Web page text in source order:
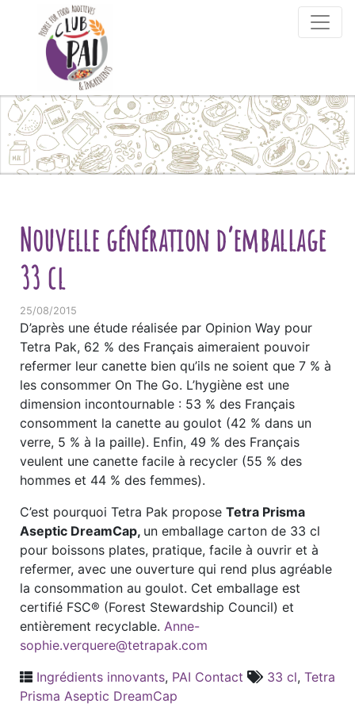
Skip to content
Nouvelle génération d’emballage
33 cl
25/08/2015
D’après une étude réalisée par Opinion Way pour
Tetra Pak, 62 % des Français aimeraient pouvoir
refermer leur canette bien qu’ils ne soient que 7 % à
les consommer On The Go. L’hygiène est une
dimension incontournable : 53 % des Français
consomment la canette au goulot (42 % dans un
verre, 5 % à la paille). Enfin, 49 % des Français
veulent une canette facile à recycler (55 % des
hommes et 44 % des femmes).
C’est pourquoi Tetra Pak propose Tetra Prisma
Aseptic DreamCap, un emballage carton de 33 cl
pour boissons plates, pratique, facile à ouvrir et à
refermer, avec une ouverture qui rend plus agréable
la consommation au goulot. Cet emballage est
certifié FSC® (Forest Stewardship Council) et
entièrement recyclable. Anne-
sophie.verquere@tetrapak.com
Ingrédients innovants, PAI Contact 33 cl, Tetra
Prisma Aseptic DreamCap